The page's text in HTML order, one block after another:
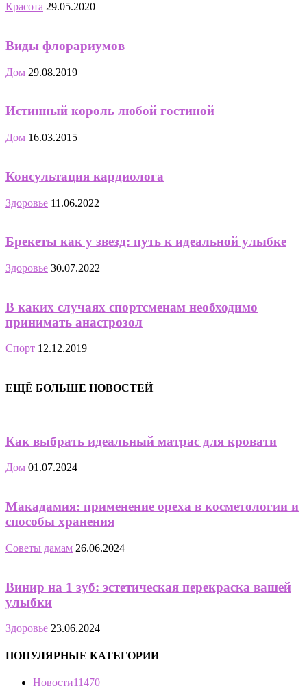
Красота 29.05.2020
Виды флорариумов
Дом 29.08.2019
Истинный король любой гостиной
Дом 16.03.2015
Консультация кардиолога
Здоровье 11.06.2022
Брекеты как у звезд: путь к идеальной улыбке
Здоровье 30.07.2022
В каких случаях спортсменам необходимо
принимать анастрозол
Спорт 12.12.2019
ЕЩЁ БОЛЬШЕ НОВОСТЕЙ
Как выбрать идеальный матрас для кровати
Дом 01.07.2024
Макадамия: применение ореха в косметологии и
способы хранения
Советы дамам 26.06.2024
Винир на 1 зуб: эстетическая перекраска вашей
улыбки
Здоровье 23.06.2024
ПОПУЛЯРНЫЕ КАТЕГОРИИ
Новости11470